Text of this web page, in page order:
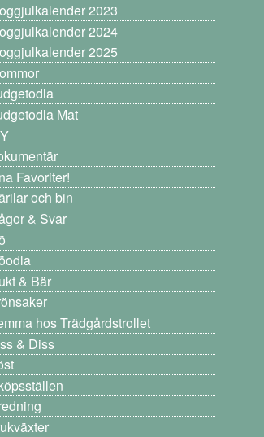
2023
2024
2025
Mat
Favoriter!
och bin
& Svar
& Bär
hos Trädgårdstrollet
& Diss